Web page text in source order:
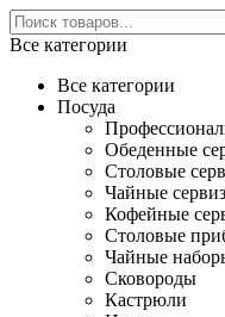
Все категории
Все категории
Посуда
Обеденные
Столовые
Чайные
Кофейные
Столовые
Чайные
Сковороды
Кастрюли